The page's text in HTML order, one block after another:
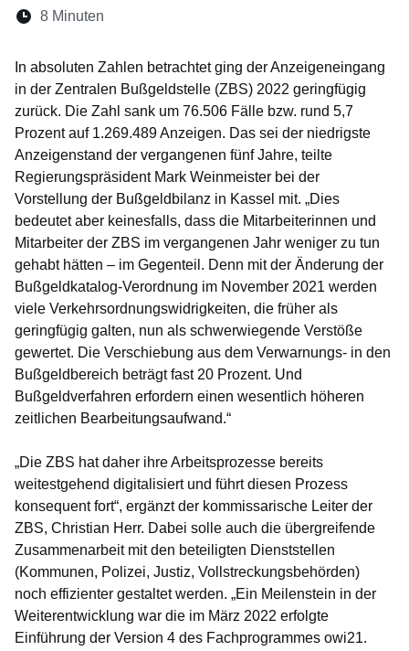
Lesedauer:
8 Minuten
In absoluten Zahlen betrachtet ging der Anzeigeneingang
in der Zentralen Bußgeldstelle (ZBS) 2022 geringfügig
zurück. Die Zahl sank um 76.506 Fälle bzw. rund 5,7
Prozent auf 1.269.489 Anzeigen. Das sei der niedrigste
Anzeigenstand der vergangenen fünf Jahre, teilte
Regierungspräsident Mark Weinmeister bei der
Vorstellung der Bußgeldbilanz in Kassel mit. „Dies
bedeutet aber keinesfalls, dass die Mitarbeiterinnen und
Mitarbeiter der ZBS im vergangenen Jahr weniger zu tun
gehabt hätten – im Gegenteil. Denn mit der Änderung der
Bußgeldkatalog-Verordnung im November 2021 werden
viele Verkehrsordnungswidrigkeiten, die früher als
geringfügig galten, nun als schwerwiegende Verstöße
gewertet. Die Verschiebung aus dem Verwarnungs- in den
Bußgeldbereich beträgt fast 20 Prozent. Und
Bußgeldverfahren erfordern einen wesentlich höheren
zeitlichen Bearbeitungsaufwand.“
„Die ZBS hat daher ihre Arbeitsprozesse bereits
weitestgehend digitalisiert und führt diesen Prozess
konsequent fort“, ergänzt der kommissarische Leiter der
ZBS, Christian Herr. Dabei solle auch die übergreifende
Zusammenarbeit mit den beteiligten Dienststellen
(Kommunen, Polizei, Justiz, Vollstreckungsbehörden)
noch effizienter gestaltet werden. „Ein Meilenstein in der
Weiterentwicklung war die im März 2022 erfolgte
Einführung der Version 4 des Fachprogrammes owi21.